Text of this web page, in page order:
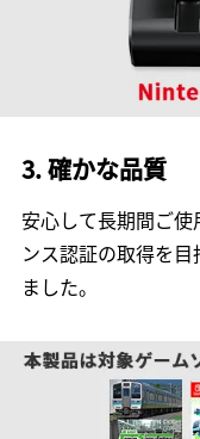
3. 確かな品質
安心して長期間ご
ンス認証の取得を
ました。